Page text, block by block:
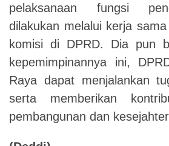
pelaksanaan fungsi
dilakukan melalui kerja
komisi di DPRD. Dia pun
kepemimpinannya ini,
Raya dapat menjalankan
serta memberikan
pembangunan dan